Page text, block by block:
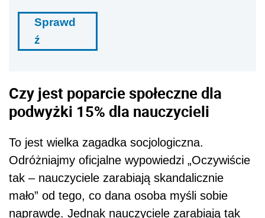
Sprawd
ź
Czy jest poparcie społeczne dla
podwyżki 15% dla nauczycieli
To jest wielka zagadka socjologiczna.
Odróżniajmy oficjalne wypowiedzi „Oczywiście
tak – nauczyciele zarabiają skandalicznie
mało” od tego, co dana osoba myśli sobie
naprawdę. Jednak nauczyciele zarabiają tak